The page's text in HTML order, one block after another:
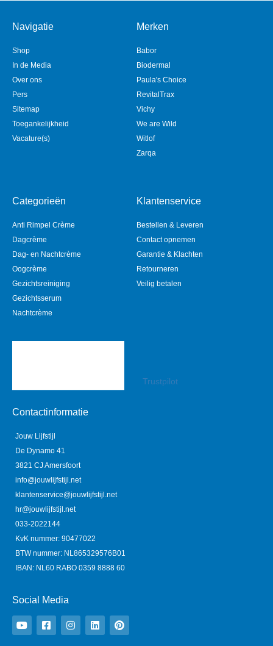
Navigatie
Shop
In de Media
Over ons
Pers
Sitemap
Toegankelijkheid
Vacature(s)
Merken
Babor
Biodermal
Paula's Choice
RevitalTrax
Vichy
We are Wild
Witlof
Zarqa
Categorieën
Anti Rimpel Crème
Dagcrème
Dag- en Nachtcrème
Oogcrème
Gezichtsreiniging
Gezichtsserum
Nachtcrème
Klantenservice
Bestellen & Leveren
Contact opnemen
Garantie & Klachten
Retourneren
Veilig betalen
Trustpilot
Contactinformatie
Jouw Lijfstijl
De Dynamo 41
3821 CJ Amersfoort
info@jouwlijfstijl.net
klantenservice@jouwlijfstijl.net
hr@jouwlijfstijl.net
033-2022144
KvK nummer: 90477022
BTW nummer: NL865329576B01
IBAN: NL60 RABO 0359 8888 60
Social Media
o
u
t
a
c
e
n
s
t
i
n
k
i
n
t